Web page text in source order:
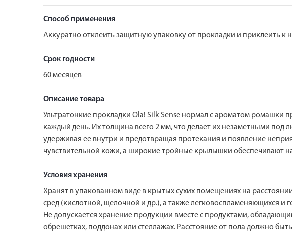
Способ применения
Аккуратно отклеить защитную упаковку от прокладки и приклеить
Срок годности
60 месяцев
Описание товара
Ультратонкие прокладки Ola! Silk Sense нормал с ароматом
каждый день. Их толщина всего 2 мм, что делает их незаметными под
удерживая ее внутри и предотвращая протекания и появление
чувствительной кожи, а широкие тройные крылышки обеспечивают
Условия хранения
Хранят в упакованном виде в крытых сухих помещениях на
сред (кислотной, щелочной и др.), а также легковоспламеняющихся
Не допускается хранение продукции вместе с продуктами,
обрешетках, поддонах или стеллажах. Расстояние от пола должно